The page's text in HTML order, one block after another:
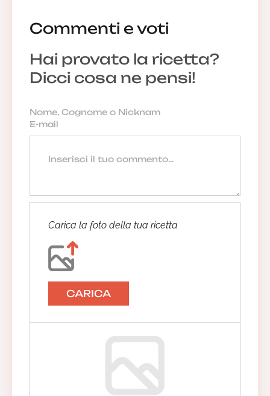
Commenti e voti
Hai provato la ricetta?
Dicci cosa ne pensi!
Carica la foto della tua ricetta
CARICA